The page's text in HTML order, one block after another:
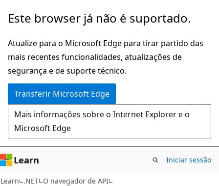
Saltar
o
conteúdo
principal
Saltar
a
navegação
na
página
Este browser já não é suportado.
Atualize para o Microsoft Edge para tirar partido das
mais recentes funcionalidades, atualizações de
segurança e de suporte técnico.
Transferir Microsoft Edge
Mais informações sobre o Internet Explorer e o
Microsoft Edge
Learn Iniciar sessão
Learn .NET O navegador de API